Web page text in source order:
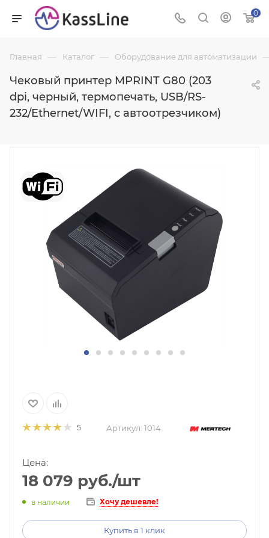
0
Главная — Каталог — Оборудование для автоматизации
Чековый принтер MPRINT G80 (203
dpi, черный, термопечать, USB/RS-
232/Ethernet/WIFI, с автоотрезчиком)
5 Артикул: 1014
Цена:
18 079 руб./шт
в наличии Хочу дешевле!
Купить в 1 клик